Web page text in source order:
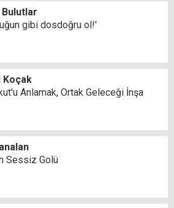
gibi dosdoğru ol!'
Koçak
Anlamak, Ortak Geleceği İnşa
Sessiz Golü